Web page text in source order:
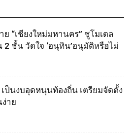
“เชียงใหม่มหานคร” ชูโมเดล
2 ชั้น วัดใจ ‘อนุทิน’อนุมัติหรือไม่
ป็นงบอุดหนุนท้องถิ่น เตรียมจัดตั้ง
าย